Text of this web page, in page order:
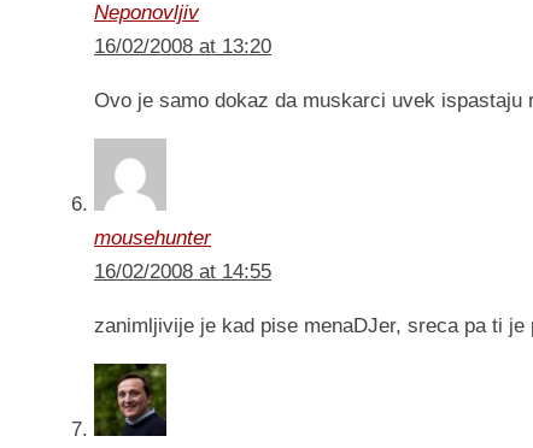
Neponovljiv
16/02/2008 at 13:20
Ovo je samo dokaz da muskarci uvek ispastaju
mousehunter
16/02/2008 at 14:55
zanimljivije je kad pise menaDJer, sreca pa ti